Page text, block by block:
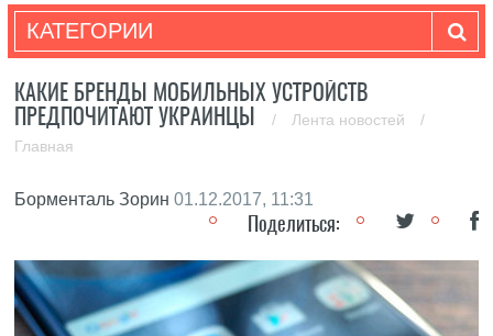
КАТЕГОРИИ
КАКИЕ БРЕНДЫ МОБИЛЬНЫХ УСТРОЙСТВ
ПРЕДПОЧИТАЮТ УКРАИНЦЫ
/ Лента новостей
/
Главная
Борменталь Зорин 01.12.2017, 11:31
Поделиться: